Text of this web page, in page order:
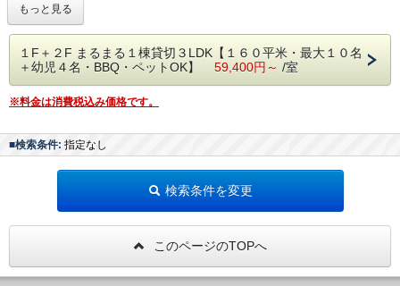
※お部屋を大切に利用していただける方のみ受け入れており
ます。パーティ・無断連れ込み禁止です。
■お部屋の特徴
海一望広々テラスでBBQ可能
1日1組限定
登録されている動画配信サイト見放題
全室wifi無料利用可能
【ベッドの配置について】
■基本設置
ております。
※近隣住人から通報やクレームがあった場合、内容次第では即時退去及び迷惑料をご請
■チェックイン
非対面式セルフチェックインにてご入室可能です。
・暗証番号等、入室方法をお知らせ致しますので、受信を希望されるメールアド
レスをご登録下さい。
※スタッフによるチェックインをご希望される場合は事前にご相談下さい。
○受入条件：
合計5匹以内・室内犬・トイレのしつけ済・無駄吠えしない・散歩時のリード
着用義務・狂犬病ワクチン接種済み
ナーウェア（おむつ）をつけてお過ごしいただければ同伴可能です。
もっと見る
１F＋２F まるまる１棟貸切３LDK【１６０平米・最大１０名
＋幼児４名・BBQ・ペットOK】 59,400円～ /室
※料金は消費税込み価格です。
■検索条件: 指定なし
検索条件を変更
このページのTOPへ